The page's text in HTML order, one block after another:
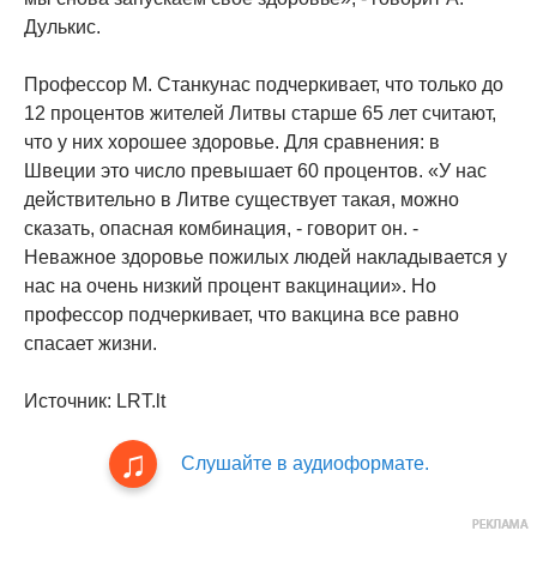
Дулькис.
Профессор М. Станкунас подчеркивает, что только до
12 процентов жителей Литвы старше 65 лет считают,
что у них хорошее здоровье. Для сравнения: в
Швеции это число превышает 60 процентов. «У нас
действительно в Литве существует такая, можно
сказать, опасная комбинация, - говорит он. -
Неважное здоровье пожилых людей накладывается у
нас на очень низкий процент вакцинации». Но
профессор подчеркивает, что вакцина все равно
спасает жизни.
Источник: LRT.lt
Слушайте в аудиоформате.